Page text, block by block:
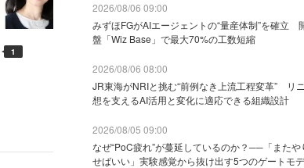
1
2026/08/06 09:00
みずほFGがAIエージェントの“量産体制”を確立
盤「Wiz Base」で最大70%の工数短縮
2026/08/06 08:00
JR東海がNRIと挑む“前例なき上流工程変革” リ
想を支えるAI活用と変化に適応できる組織設計
2026/08/05 09:00
なぜ“PoC疲れ”が蔓延しているのか？──「またや
せばいい」実験感覚から抜け出す5つのゲートモ